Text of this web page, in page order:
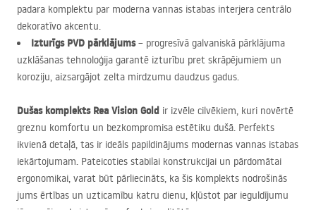
padara komplektu par moderna vannas istabas interjera centrālo
dekoratīvo akcentu.
Izturīgs PVD pārklājums– progresīvā galvaniskā pārklājuma
uzklāšanas tehnoloģija garantē izturību pret skrāpējumiem un
koroziju, aizsargājot zelta mirdzumu daudzus gadus.
Dušas komplekts Rea Vision Gold ir izvēle cilvēkiem, kuri novērtē
greznu komfortu un bezkompromisa estētiku dušā. Perfekts
ikvienā detaļā, tas ir ideāls papildinājums modernas vannas istabas
iekārtojumam. Pateicoties stabilai konstrukcijai un pārdomātai
ergonomikai, varat būt pārliecināts, ka šis komplekts nodrošinās
jums ērtības un uzticamību katru dienu, kļūstot par ieguldījumu